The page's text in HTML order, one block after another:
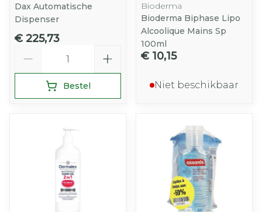
Dax Automatische
Dispenser
€ 225,73
Bestel
Bioderma
Bioderma Biphase Lipo
Alcoolique Mains Sp
100ml
€ 10,15
Niet beschikbaar